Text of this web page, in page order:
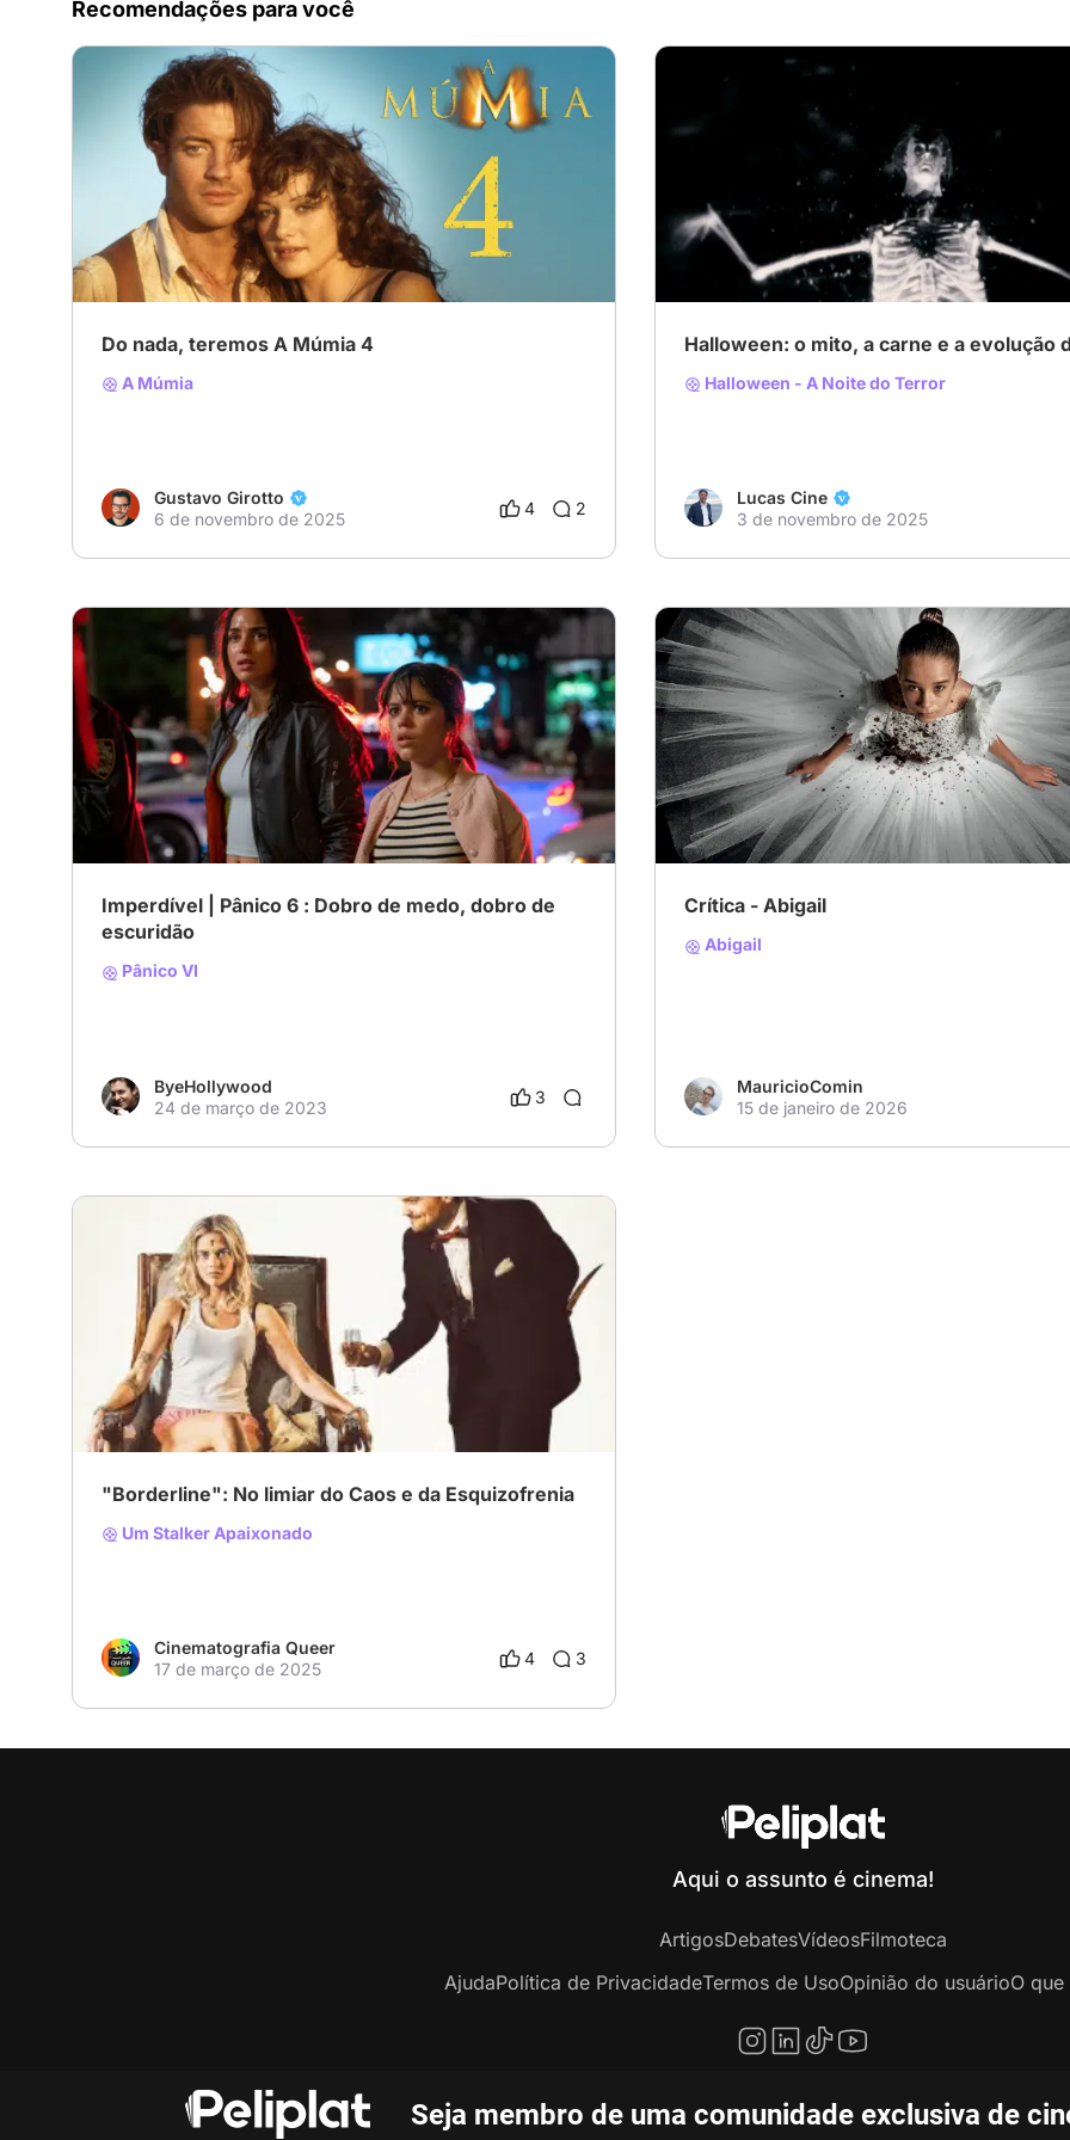
Recomendações para você
Do nada, teremos A Múmia 4
A Múmia
Gustavo Girotto
6 de novembro de 2025
4 2
Halloween: o mito, a carne e a evolução
Halloween - A Noite do Terror
Lucas Cine
3 de novembro de 2025
Imperdível | Pânico 6 : Dobro de medo, dobro de
escuridão
Pânico VI
ByeHollywood
24 de março de 2023
3
Crítica - Abigail
Abigail
MauricioComin
15 de janeiro de 2026
"Borderline": No limiar do Caos e da Esquizofrenia
Um Stalker Apaixonado
Cinematografia Queer
17 de março de 2025
4 3
Seja membro de uma comunidade exclusiva de
Aqui o assunto é cinema!
ArtigosDebatesVídeosFilmoteca
AjudaPolítica de PrivacidadeTermos de UsoOpinião do usuárioO que